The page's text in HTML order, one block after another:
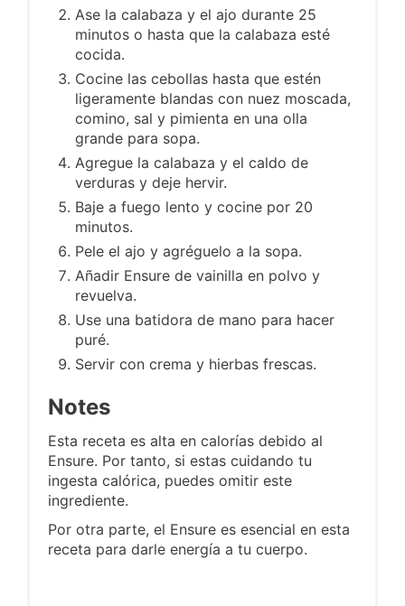
Ase la calabaza y el ajo durante 25
minutos o hasta que la calabaza esté
cocida.
Cocine las cebollas hasta que estén
ligeramente blandas con nuez moscada,
comino, sal y pimienta en una olla
grande para sopa.
Agregue la calabaza y el caldo de
verduras y deje hervir.
Baje a fuego lento y cocine por 20
minutos.
Pele el ajo y agréguelo a la sopa.
Añadir Ensure de vainilla en polvo y
revuelva.
Use una batidora de mano para hacer
puré.
Servir con crema y hierbas frescas.
Notes
Esta receta es alta en calorías debido al
Ensure. Por tanto, si estas cuidando tu
ingesta calórica, puedes omitir este
ingrediente.
Por otra parte, el Ensure es esencial en esta
receta para darle energía a tu cuerpo.